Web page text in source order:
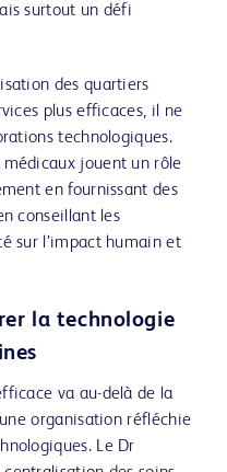
surtout un défi
des quartiers
plus efficaces, il ne
technologiques.
médicaux jouent un rôle
en fournissant des
conseillant les
sur l’impact humain et
la technologie
va au-delà de la
organisation réfléchie
Le Dr